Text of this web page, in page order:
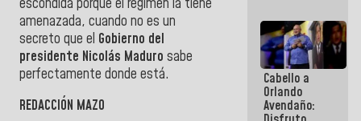
amenazada, cuando no es un
secreto que el Gobierno del
presidente Nicolás Maduro sabe
perfectamente donde está.
REDACCIÓN MAZO
Cabello a
Orlando
Avendaño: